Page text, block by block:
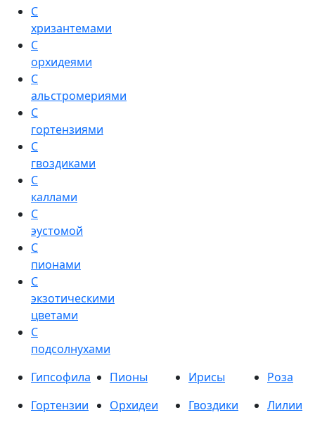
С
хризантемами
С
орхидеями
С
альстромериями
С
гортензиями
С
гвоздиками
С
каллами
С
эустомой
С
пионами
С
экзотическими
цветами
С
подсолнухами
Гипсофила
Пионы Ирисы
Роза
Гортензии
Орхидеи Гвоздики
Лилии